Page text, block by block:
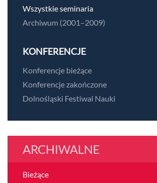
Wszystkie seminaria
Archiwum (2001–2009)
KONFERENCJE
Konferencje bieżące
Konferencje zakończone
Dolnośląski Festiwal Nauki
ARCHIWALNE
Bieżące